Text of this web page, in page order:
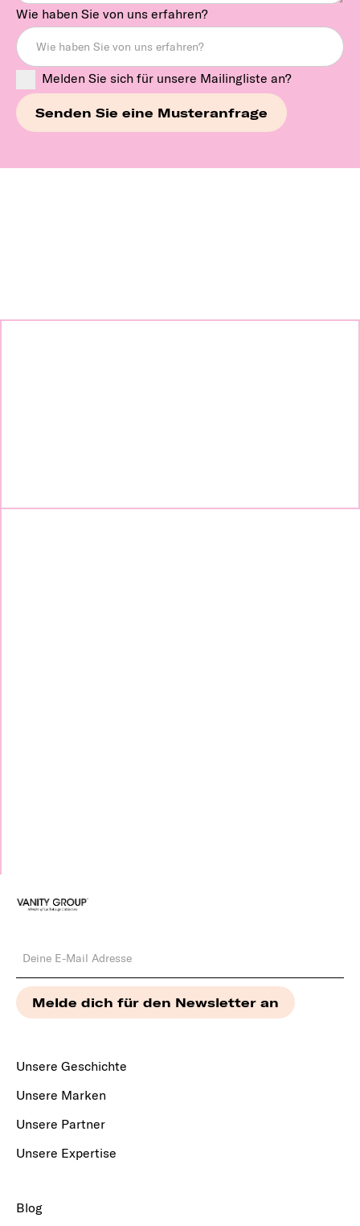
Wie haben Sie von uns erfahren?
Melden Sie sich für unsere Mailingliste an?
Unsere Geschichte
Unsere Marken
Unsere Partner
Unsere Expertise
Blog